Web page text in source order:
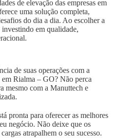
de elevação das empresas em
uma solução completa,
do dia a dia. Ao escolher a
investindo em qualidade,
de suas operações com a
Rialma – GO? Não perca
mesmo com a Manuttech e
pronta para oferecer as melhores
negócio. Não deixe que os
atrapalhem o seu sucesso.